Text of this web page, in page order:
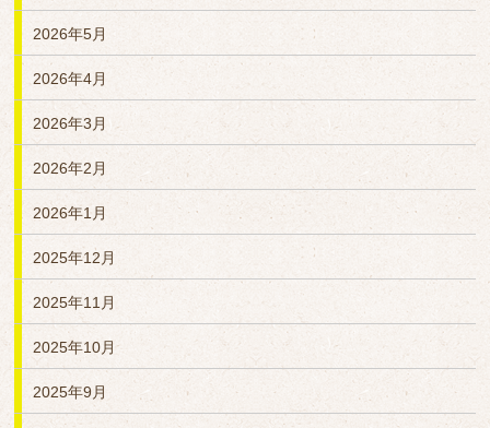
2026年5月
2026年4月
2026年3月
2026年2月
2026年1月
2025年12月
2025年11月
2025年10月
2025年9月